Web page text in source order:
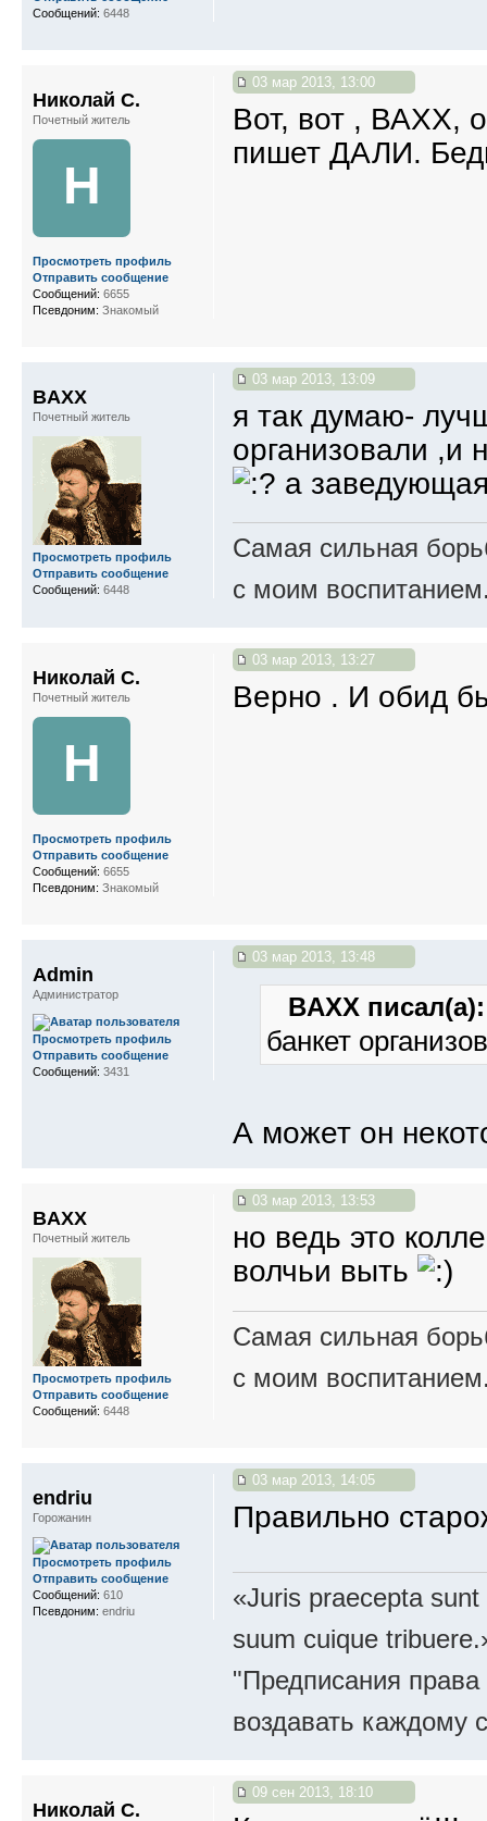
Сообщений: 6448
03 мар 2013, 13:00
Вот, вот , ВАХХ,
пишет ДАЛИ.
Николай С.
Почетный житель
Н
Просмотреть профиль
Отправить сообщение
Сообщений: 6655
Псевдоним: Знакомый
03 мар 2013, 13:09
я так думаю-
организовали ,и
а
Самая сильная
с моим
BAXX
Почетный житель
Просмотреть профиль
Отправить сообщение
Сообщений: 6448
03 мар 2013, 13:27
Верно . И обид
Николай С.
Почетный житель
Н
Просмотреть профиль
Отправить сообщение
Сообщений: 6655
Псевдоним: Знакомый
03 мар 2013, 13:48
BAXX писал(а):
банкет
А может он
Admin
Администратор
Просмотреть профиль
Отправить сообщение
Сообщений: 3431
03 мар 2013, 13:53
но ведь это
волчьи выть
Самая сильная
с моим
BAXX
Почетный житель
Просмотреть профиль
Отправить сообщение
Сообщений: 6448
03 мар 2013, 14:05
Правильно
«Juris praecepta
suum cuique
"Предписания
воздавать каждому
endriu
Горожанин
Просмотреть профиль
Отправить сообщение
Сообщений: 610
Псевдоним: endriu
09 сен 2013, 18:10
Николай С.